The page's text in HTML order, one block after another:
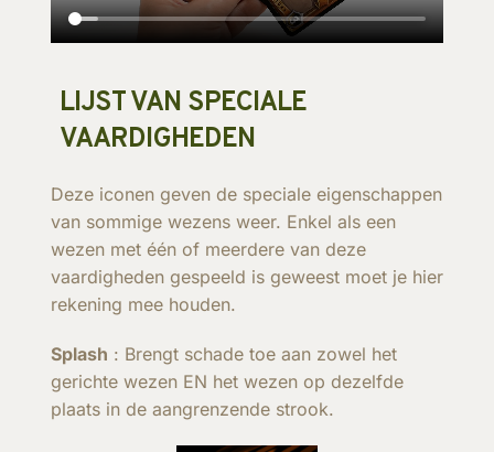
LIJST VAN SPECIALE
VAARDIGHEDEN
Deze iconen geven de speciale eigenschappen
van sommige wezens weer. Enkel als een
wezen met één of meerdere van deze
vaardigheden gespeeld is geweest moet je hier
rekening mee houden.
Splash : Brengt schade toe aan zowel het
gerichte wezen EN het wezen op dezelfde
plaats in de aangrenzende strook.